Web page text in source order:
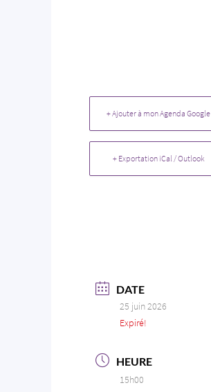
+ Ajouter à mon Agenda Google
+ Exportation iCal / Outlook
DATE
25 juin 2026
Expiré!
HEURE
15h00